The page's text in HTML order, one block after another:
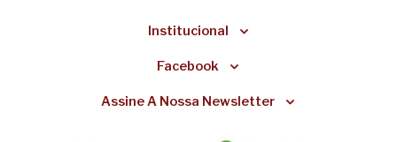
Institucional
Facebook
Assine A Nossa Newsletter